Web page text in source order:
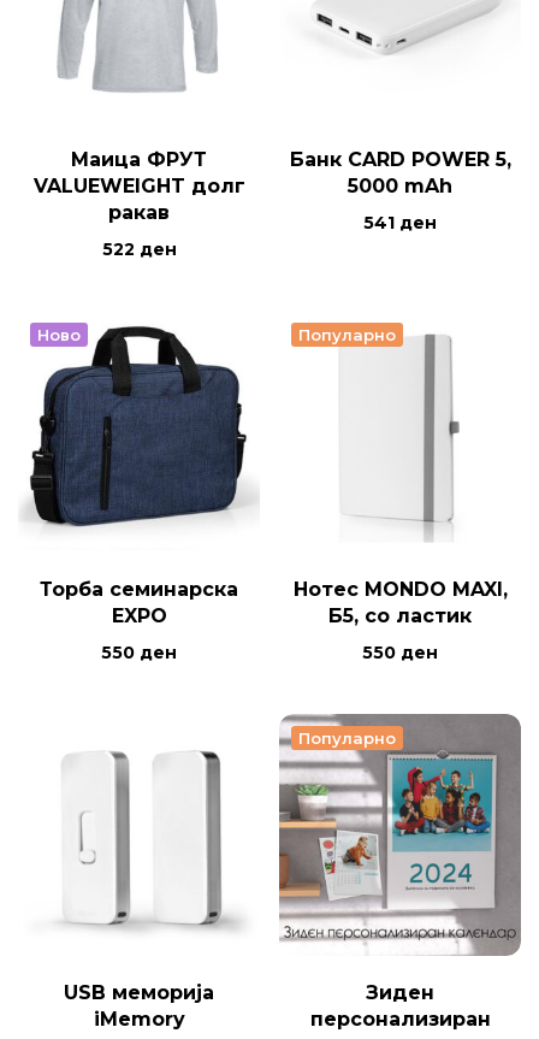
Маица ФРУТ
VALUEWEIGHT долг
ракав
522 ден
Банк CARD POWER 5,
5000 mAh
541 ден
Ново
Торба семинарска
EXPO
550 ден
Популарно
Нотес MONDO MAXI,
Б5, со ластик
550 ден
USB меморија
iMemory
Популарно
Зиден
персонализиран